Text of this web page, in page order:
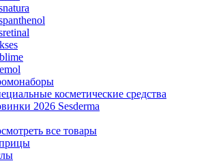
косметические средства
2026 Sesderma
все товары